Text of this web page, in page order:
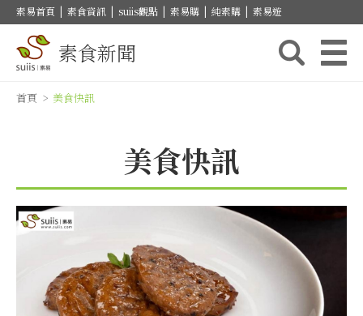
素易首頁 | 素食資訊 | suiis觀點 | 素易購 | 純素購 | 素易遊
素食新聞
首頁 > 美食快訊
美食快訊